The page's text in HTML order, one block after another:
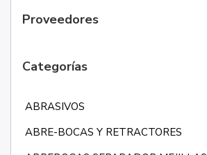
Proveedores
Categorías
ABRASIVOS
ABRE-BOCAS Y RETRACTORES